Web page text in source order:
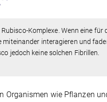
Komplexe. Wenn eine für
miteinander interagieren und
jedoch keine solchen Fibrillen.
Organismen wie Pflanzen